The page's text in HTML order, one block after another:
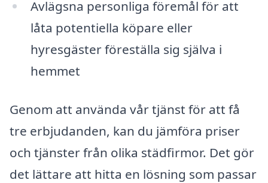
Avlägsna personliga föremål för att
låta potentiella köpare eller
hyresgäster föreställa sig själva i
hemmet
Genom att använda vår tjänst för att få
tre erbjudanden, kan du jämföra priser
och tjänster från olika städfirmor. Det gör
det lättare att hitta en lösning som passar